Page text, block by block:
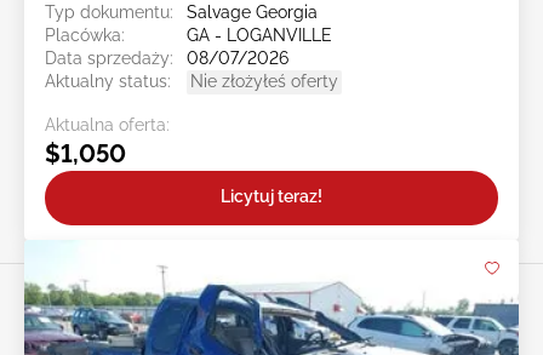
Typ dokumentu:
Salvage Georgia
Placówka:
GA - LOGANVILLE
Data sprzedaży:
08/07/2026
Aktualny status:
Nie złożyłeś oferty
Aktualna oferta:
$1,050
Licytuj teraz!